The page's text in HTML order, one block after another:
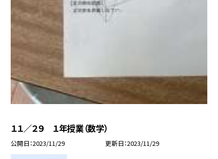
１１／２９ １年授業（数学）
公開日 2023/11/29 更新日 2023/11/29